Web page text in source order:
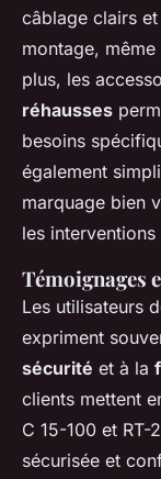
câblage clairs
montage,
plus, les
réhausses
besoins
également
marquage bien
les interventions
Témoignages
Les utilisateurs
expriment
sécurité et à la
clients mettent
C 15-100 et RT-
sécurisée et